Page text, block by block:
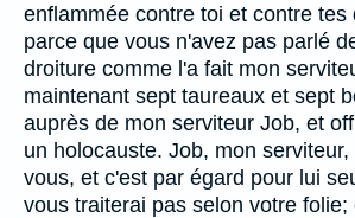
enflammée contre toi et contre tes
parce que vous n'avez pas parlé
droiture comme l'a fait mon
maintenant sept taureaux et sept
auprès de mon serviteur Job, et
un holocauste. Job, mon
vous, et c'est par égard pour lui
vous traiterai pas selon votre folie;